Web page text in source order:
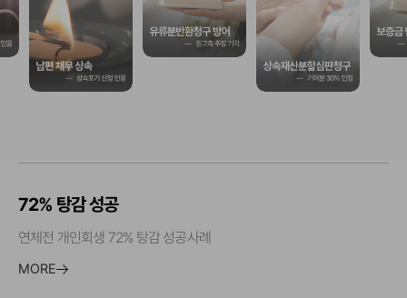
72% 탕감 성공
연체전 개인회생 72% 탕감 성공사례
MORE